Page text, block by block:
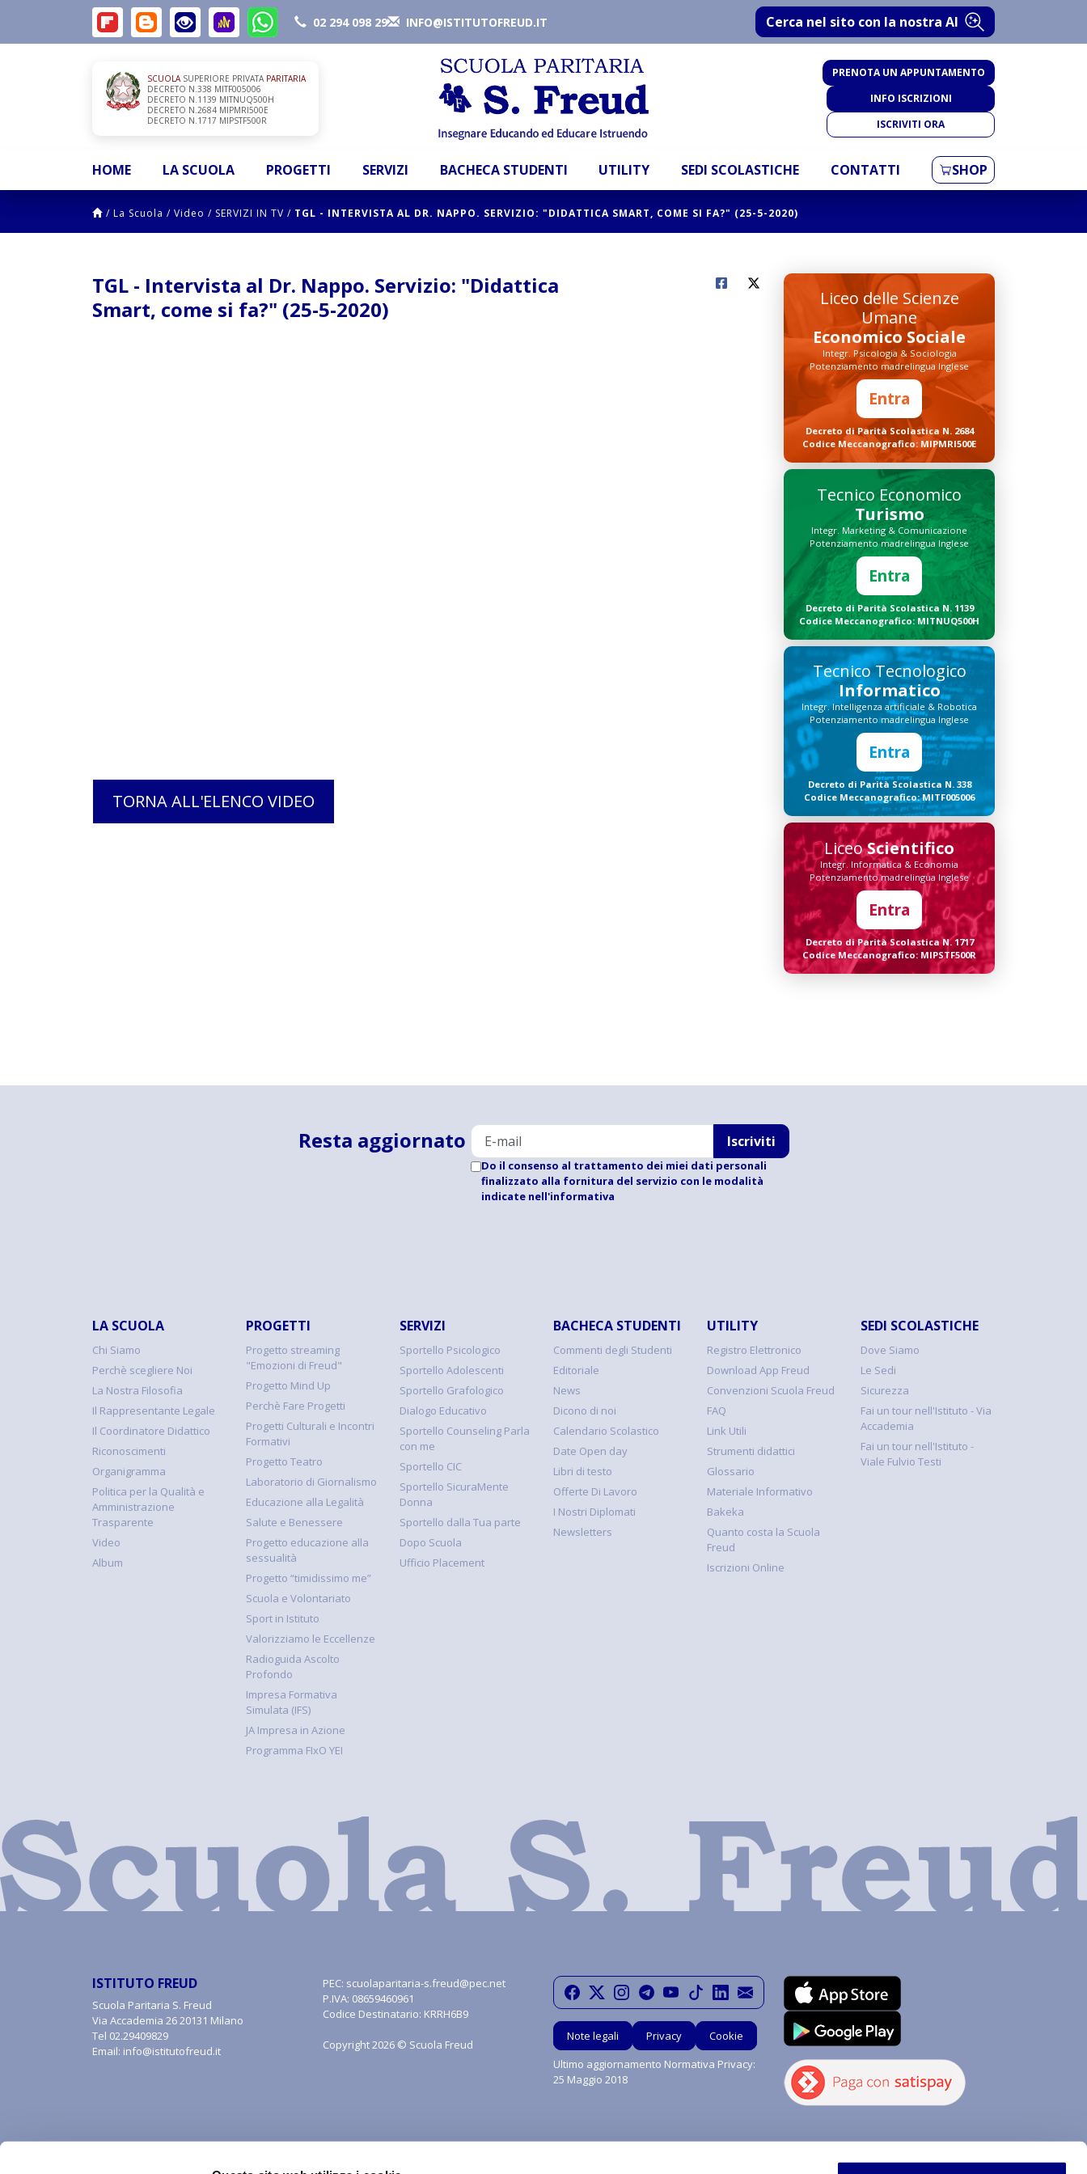
02 294 098 29 INFO@ISTITUTOFREUD.IT Cerca nel sito con la nostra AI
SCUOLASUPERIORE PRIVATA PARITARIA
DECRETO N.338 MITF005006
DECRETO N.1139 MITNUQ500H
DECRETO N.2684 MIPMRI500E
DECRETO N.1717 MIPSTF500R
PRENOTA UN APPUNTAMENTO
INFO ISCRIZIONI
ISCRIVITI ORA
HOME LA SCUOLA PROGETTI SERVIZI BACHECA STUDENTI UTILITY SEDI SCOLASTICHE CONTATTI SHOP
/ La Scuola / Video / SERVIZI IN TV / TGL - INTERVISTA AL DR. NAPPO. SERVIZIO: "DIDATTICA SMART, COME SI FA?" (25-5-2020)
TGL - Intervista al Dr. Nappo. Servizio: "Didattica
Smart, come si fa?" (25-5-2020)
TORNA ALL'ELENCO VIDEO
Liceo delle Scienze
Umane
Economico Sociale
Integr. Psicologia & Sociologia
Potenziamento madrelingua Inglese
Entra
Decreto di Parità Scolastica N. 2684
Codice Meccanografico: MIPMRI500E
Tecnico Economico
Turismo
Integr. Marketing & Comunicazione
Potenziamento madrelingua Inglese
Entra
Decreto di Parità Scolastica N. 1139
Codice Meccanografico: MITNUQ500H
Tecnico Tecnologico
Informatico
Integr. Intelligenza artificiale & Robotica
Potenziamento madrelingua Inglese
Entra
Decreto di Parità Scolastica N. 338
Codice Meccanografico: MITF005006
LiceoScientifico
Integr. Informatica & Economia
Potenziamento madrelingua Inglese
Entra
Decreto di Parità Scolastica N. 1717
Codice Meccanografico: MIPSTF500R
Resta aggiornato Iscriviti
Do il consenso al trattamento dei miei dati personali
finalizzato alla fornitura del servizio con le modalità
indicate nell'informativa
LA SCUOLA
Chi Siamo
Perchè scegliere Noi
La Nostra Filosofia
Il Rappresentante Legale
Il Coordinatore Didattico
Riconoscimenti
Organigramma
Politica per la Qualità e
Amministrazione
Trasparente
Video
Album
PROGETTI
Progetto streaming
"Emozioni di Freud"
Progetto Mind Up
Perchè Fare Progetti
Progetti Culturali e Incontri
Formativi
Progetto Teatro
Laboratorio di Giornalismo
Educazione alla Legalità
Salute e Benessere
Progetto educazione alla
sessualità
Progetto “timidissimo me”
Scuola e Volontariato
Sport in Istituto
Valorizziamo le Eccellenze
Radioguida Ascolto
Profondo
Impresa Formativa
Simulata (IFS)
JA Impresa in Azione
Programma FIxO YEI
SERVIZI
Sportello Psicologico
Sportello Adolescenti
Sportello Grafologico
Dialogo Educativo
Sportello Counseling Parla
con me
Sportello CIC
Sportello SicuraMente
Donna
Sportello dalla Tua parte
Dopo Scuola
Ufficio Placement
BACHECA STUDENTI
Commenti degli Studenti
Editoriale
News
Dicono di noi
Calendario Scolastico
Date Open day
Libri di testo
Offerte Di Lavoro
I Nostri Diplomati
Newsletters
UTILITY
Registro Elettronico
Download App Freud
Convenzioni Scuola Freud
FAQ
Link Utili
Strumenti didattici
Glossario
Materiale Informativo
Bakeka
Quanto costa la Scuola
Freud
Iscrizioni Online
SEDI SCOLASTICHE
Dove Siamo
Le Sedi
Sicurezza
Fai un tour nell'Istituto - Via
Accademia
Fai un tour nell'Istituto -
Viale Fulvio Testi
ISTITUTO FREUD
Scuola Paritaria S. Freud
Via Accademia 26 20131 Milano
Tel 02.29409829
Email: info@istitutofreud.it
PEC: scuolaparitaria-s.freud@pec.net
P.IVA: 08659460961
Codice Destinatario: KRRH6B9
Copyright 2026 © Scuola Freud
Note legali Privacy
Cookie
Ultimo aggiornamento Normativa Privacy:
25 Maggio 2018